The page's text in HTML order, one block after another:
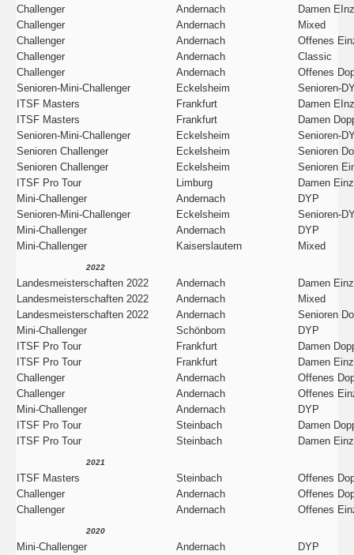
Challenger
Andernach
Damen
Challenger
Andernach
Mixed
Challenger
Andernach
Offenes
Challenger
Andernach
Classic
Challenger
Andernach
Offenes
Senioren-Mini-Challenger
Eckelsheim
Senioren-
ITSF Masters
Frankfurt
Damen
ITSF Masters
Frankfurt
Damen
Senioren-Mini-Challenger
Eckelsheim
Senioren-
Senioren Challenger
Eckelsheim
Senioren
Senioren Challenger
Eckelsheim
Senioren
ITSF Pro Tour
Limburg
Damen
Mini-Challenger
Andernach
DYP
Senioren-Mini-Challenger
Eckelsheim
Senioren-
Mini-Challenger
Andernach
DYP
Mini-Challenger
Kaiserslautern Mixed
2022
Landesmeisterschaften 2022 Andernach
Damen
Landesmeisterschaften 2022
Andernach
Mixed
Landesmeisterschaften 2022
Andernach
Senioren
Mini-Challenger
Schönborn
DYP
ITSF Pro Tour
Frankfurt
Damen
ITSF Pro Tour
Frankfurt
Damen
Challenger
Andernach
Offenes
Challenger
Andernach
Offenes
Mini-Challenger
Andernach
DYP
ITSF Pro Tour
Steinbach
Damen
ITSF Pro Tour
Steinbach Damen
2021
ITSF Masters Steinbach
Offenes
Challenger
Andernach
Offenes
Challenger
Andernach Offenes
2020
Mini-Challenger Andernach
DYP